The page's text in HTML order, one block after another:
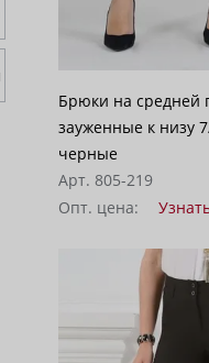
Брюки на средней
зауженные к низу
черные
Арт. 805-219
Опт. цена: